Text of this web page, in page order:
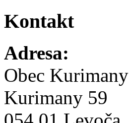
Kontakt
Adresa:
Obec Kurimany
Kurimany 59